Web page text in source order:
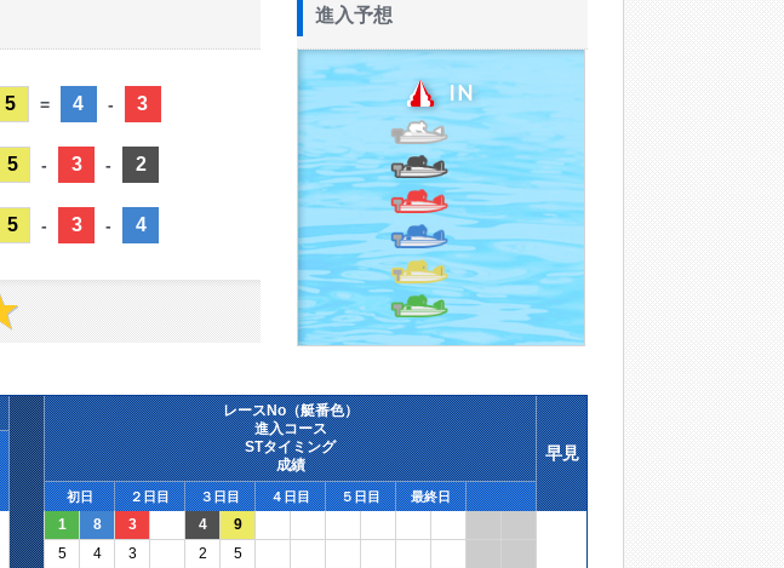
5 = 4 - 3
5 - 3 - 2
5 - 3 - 4
進入予想
レースNo（艇番色）
進入コース
STタイミング
成績
早見
初日 ２日目 ３日目 ４日目 ５日目 最終日
1 8 3 4
9
5
4 3 2
5